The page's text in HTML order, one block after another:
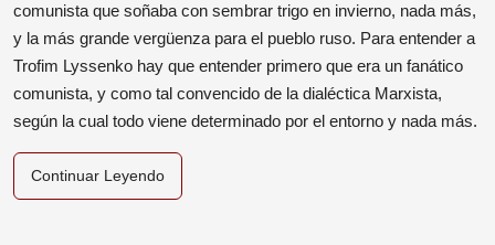
comunista que soñaba con sembrar trigo en invierno, nada más,
y la más grande vergüenza para el pueblo ruso. Para entender a
Trofim Lyssenko hay que entender primero que era un fanático
comunista, y como tal convencido de la dialéctica Marxista,
según la cual todo viene determinado por el entorno y nada más.
Continuar Leyendo